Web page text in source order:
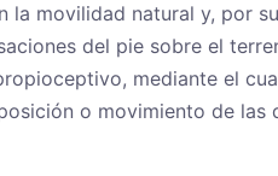
la movilidad natural y, por
del pie sobre el
mediante el
o movimiento de las